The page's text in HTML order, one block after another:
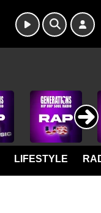
LIFESTYLE